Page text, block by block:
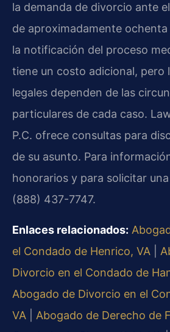
la demanda de divorcio ante
de aproximadamente
la notificación del proceso
tiene un costo adicional, pero
legales dependen de las
particulares de cada caso.
P.C. ofrece consultas para
de su asunto. Para
honorarios y para solicitar
(888) 437-7747.
Enlaces relacionados:
el Condado de Henrico, VA
Divorcio en el Condado de
Abogado de Divorcio en el
VA
Abogado de Derecho de